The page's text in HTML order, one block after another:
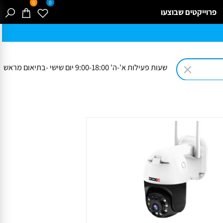
שעות פעילות א'-ה' 9:00-18:00 יום שישי -בתיאום מראש
0 0
שבוצעו